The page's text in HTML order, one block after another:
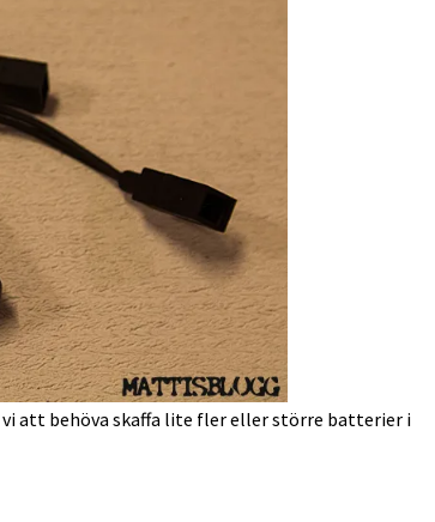
att behöva skaffa lite fler eller större batterier i